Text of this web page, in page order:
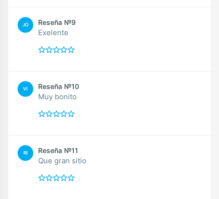
JO Reseña №9
Exelente
VI Reseña №10
Muy bonito
RI Reseña №11
Que gran sitio